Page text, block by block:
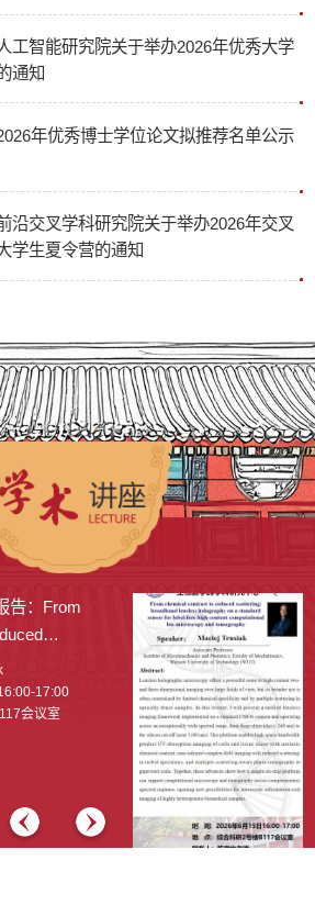
项目）联合举办2026年“大生命科学
营入营名单
工智能研究院关于举办2026年优秀大学
通知
年优秀博士学位论文拟推荐名单公示
沿交叉学科研究院关于举办2026年交叉
学生夏令营的通知
告：From
sensor for
17:00
会议室
6月11日CLS学术报告：
IDP aggregation at the
relevant in
mechanistic insights by
报告人：Christian Griesinger
时间：2026年6月11日
地点：金光101报告厅